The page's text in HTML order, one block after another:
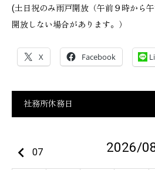
(土日祝のみ雨戸開放（午前９時から
開放しない場合があります。）
X Facebook
社務所休務日
keyboard_arrow_left 07 2026/